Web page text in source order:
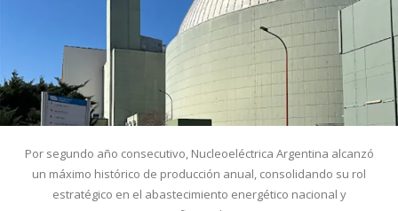
Por segundo año consecutivo, Nucleoeléctrica Argentina alcanzó
un máximo histórico de producción anual, consolidando su rol
estratégico en el abastecimiento energético nacional y